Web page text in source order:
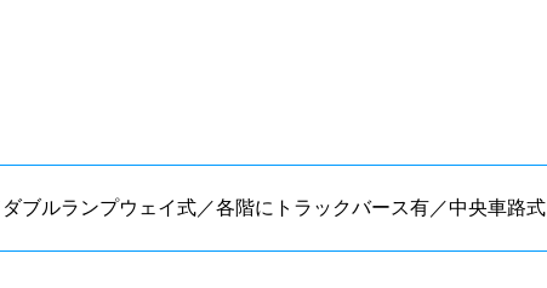
ブルランプウェイ式／各階にトラックバース有／中央車路式